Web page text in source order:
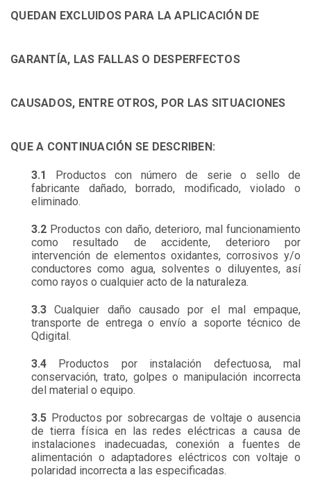
QUEDAN EXCLUIDOS PARA LA APLICACIÓN DE
GARANTÍA, LAS FALLAS O DESPERFECTOS
CAUSADOS, ENTRE OTROS, POR LAS SITUACIONES
QUE A CONTINUACIÓN SE DESCRIBEN:
3.1
Productos con número de serie o sello de
fabricante dañado, borrado, modificado, violado o
eliminado.
3.2 Productos con daño, deterioro, mal funcionamiento
como resultado de accidente, deterioro por
intervención de elementos oxidantes, corrosivos y/o
conductores como agua, solventes o diluyentes, así
como rayos o cualquier acto de la naturaleza.
3.3Cualquier daño causado por el mal empaque,
transporte de entrega o envío a soporte técnico de
Qdigital.
3.4
Productos por instalación defectuosa, mal
conservación, trato, golpes o manipulación incorrecta
del material o equipo.
3.5 Productos por sobrecargas de voltaje o ausencia
de tierra física en las redes eléctricas a causa de
instalaciones inadecuadas, conexión a fuentes de
alimentación o adaptadores eléctricos con voltaje o
polaridad incorrecta a las especificadas.